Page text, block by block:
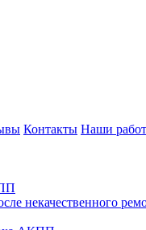
Контакты Наши
некачественного